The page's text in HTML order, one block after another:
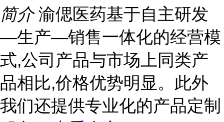
简介 渝偲医药基于自主研发
—生产—销售一体化的经营模
式,公司产品与市场上同类产
品相比,价格优势明显。此外
我们还提供专业化的产品定制